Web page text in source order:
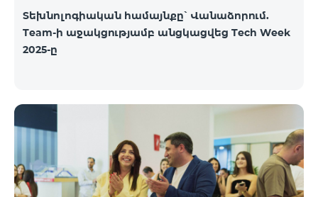
Տեխնոլոգիական համայնքը՝ Վանաձորում.
Team-ի աջակցությամբ անցկացվեց Tech Week
2025-ը